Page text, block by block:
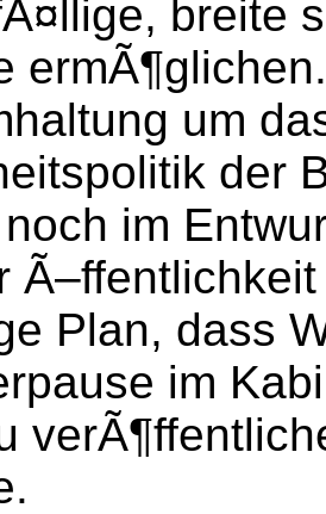
breite
um
der
im
Plan, dass
im